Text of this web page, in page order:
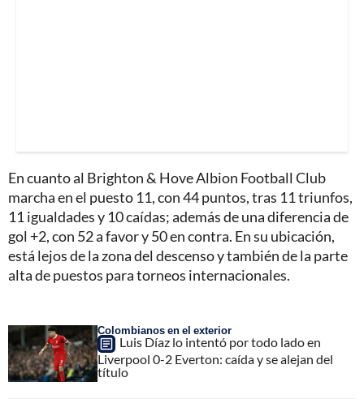
En cuanto al Brighton & Hove Albion Football Club
marcha en el puesto 11, con 44 puntos, tras 11 triunfos,
11 igualdades y 10 caídas; además de una diferencia de
gol +2, con 52 a favor y 50 en contra. En su ubicación,
está lejos de la zona del descenso y también de la parte
alta de puestos para torneos internacionales.
Colombianos en el exterior
Luis Díaz lo intentó por todo lado en
Liverpool 0-2 Everton: caída y se alejan del
título